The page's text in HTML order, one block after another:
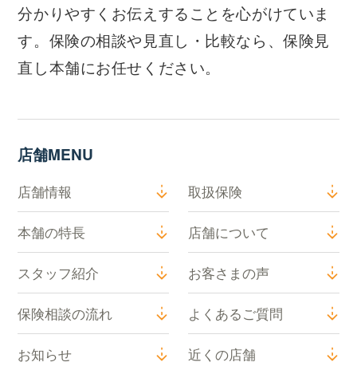
分かりやすくお伝えすることを心がけていま
す。保険の相談や見直し・比較なら、保険見
直し本舗にお任せください。
店舗MENU
店舗情報 取扱保険
本舗の特長 店舗について
スタッフ紹介 お客さまの声
保険相談の流れ よくあるご質問
お知らせ 近くの店舗